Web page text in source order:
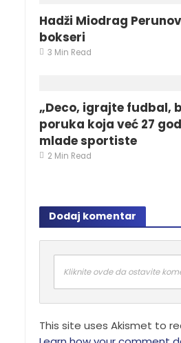
Hadži Miodrag
bokseri
3 Min Read
„Deco, igrajte fudbal,
poruka koja već 27
mlade sportiste
2 Min Read
Dodaj komentar
Kliknite ovde da ostavite
This site uses Akismet to